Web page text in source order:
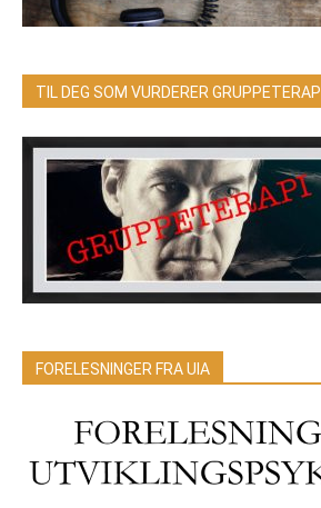
TIL DEG SOM VURDERER GRUPPETERAPI
FORELESNINGER FRA UIA